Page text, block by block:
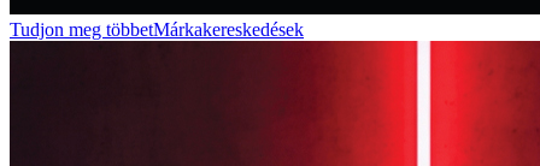
Tudjon meg többetMárkakereskedések